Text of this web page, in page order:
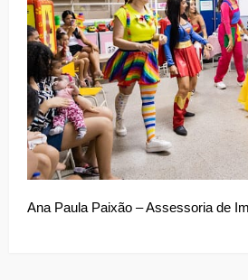
Ana Paula Paixão – Assessoria de